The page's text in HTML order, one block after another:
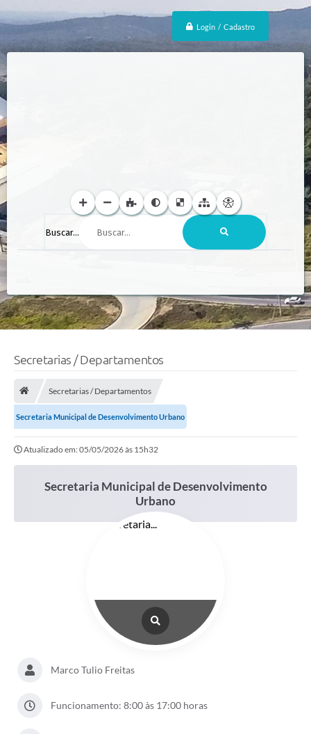
Login / Cadastro
Buscar...
Secretarias / Departamentos
Secretarias / Departamentos
Secretaria Municipal de Desenvolvimento Urbano
Atualizado em: 05/05/2026 às 15h32
Secretaria Municipal de Desenvolvimento
Urbano
Marco Tulio Freitas
Funcionamento: 8:00 às 17:00 horas